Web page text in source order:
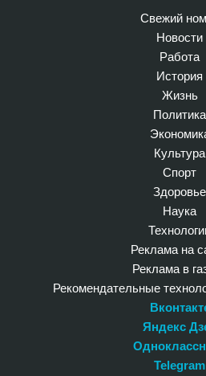
Свежий
Новости
Работа
История
Жизнь
Политика
Культура
Спорт
Здоровье
Наука
Реклама на
Реклама в
Рекомендательные
Яндекс
Telegram